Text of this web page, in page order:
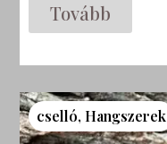
Tovább
cselló, Hangszerek